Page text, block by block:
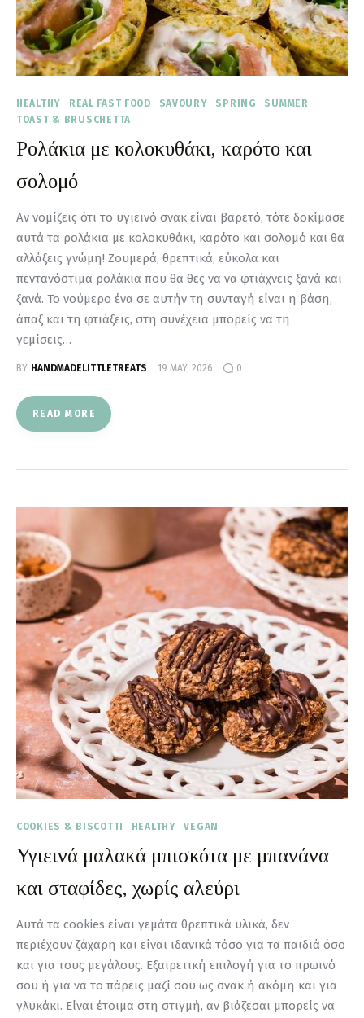
HEALTHY REAL FAST FOOD SAVOURY SPRING
SUMMER
TOAST & BRUSCHETTA
Ρολάκια με κολοκυθάκι, καρότο και
σολομό
Αν νομίζεις ότι το υγιεινό σνακ είναι βαρετό, τότε δοκίμασε
αυτά τα ρολάκια με κολοκυθάκι, καρότο και σολομό και θα
αλλάξεις γνώμη! Ζουμερά, θρεπτικά, εύκολα και
πεντανόστιμα ρολάκια που θα θες να να φτιάχνεις ξανά και
ξανά. Το νούμερο ένα σε αυτήν τη συνταγή είναι η βάση,
άπαξ και τη φτιάξεις, στη συνέχεια μπορείς να τη
γεμίσεις…
BY HANDMADELITTLETREATS 19 MAY, 2026 0
READ MORE
COOKIES & BISCOTTI HEALTHY VEGAN
Υγιεινά μαλακά μπισκότα με μπανάνα
και σταφίδες, χωρίς αλεύρι
Αυτά τα cookies είναι γεμάτα θρεπτικά υλικά, δεν
περιέχουν ζάχαρη και είναι ιδανικά τόσο για τα παιδιά όσο
και για τους μεγάλους. Εξαιρετική επιλογή για το πρωινό
σου ή για να το πάρεις μαζί σου ως σνακ ή ακόμη και για
γλυκάκι. Είναι έτοιμα στη στιγμή, αν βιάζεσαι μπορείς να